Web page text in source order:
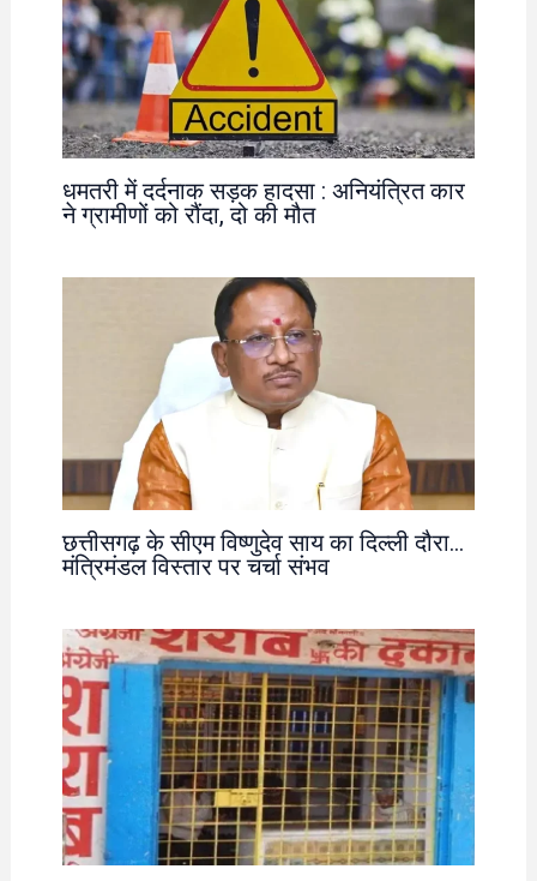
धमतरी में दर्दनाक सड़क हादसा : अनियंत्रित कार
ने ग्रामीणों को रौंदा, दो की मौत
छत्तीसगढ़ के सीएम विष्णुदेव साय का दिल्ली दौरा…
मंत्रिमंडल विस्तार पर चर्चा संभव